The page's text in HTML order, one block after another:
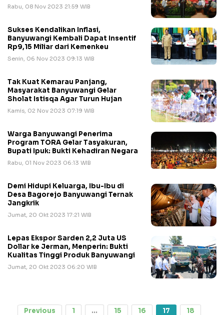
Rabu, 08 Nov 2023 21:59 WIB
Sukses Kendalikan Inflasi,
Banyuwangi Kembali Dapat Insentif
Rp9,15 Miliar dari Kemenkeu
Senin, 06 Nov 2023 09:13 WIB
Tak Kuat Kemarau Panjang,
Masyarakat Banyuwangi Gelar
Sholat Istisqa Agar Turun Hujan
Kamis, 02 Nov 2023 07:19 WIB
Warga Banyuwangi Penerima
Program TORA Gelar Tasyakuran,
Bupati Ipuk: Bukti Kehadiran Negara
Rabu, 01 Nov 2023 06:13 WIB
Demi Hidupi Keluarga, Ibu-Ibu di
Desa Bagorejo Banyuwangi Ternak
Jangkrik
Jumat, 20 Okt 2023 17:21 WIB
Lepas Ekspor Sarden 2,2 Juta US
Dollar ke Jerman, Menperin: Bukti
Kualitas Tinggi Produk Banyuwangi
Jumat, 20 Okt 2023 06:20 WIB
Previous 1 ... 15 16 17 18